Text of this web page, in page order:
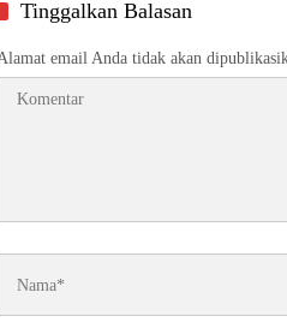
Tinggalkan Balasan
email Anda tidak akan